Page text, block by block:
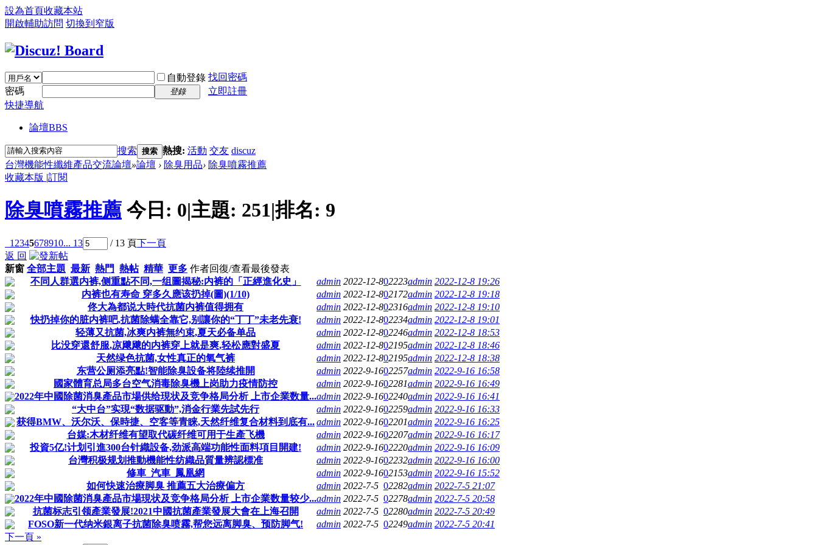
設為首頁收藏本站
開啟輔助訪問 切換到窄版
自動登錄 找回密碼
密碼
登錄
立即註冊
快捷導航
論壇BBS
搜索 搜索 熱搜: 活動 交友 discuz
台灣機能性纖維產品交流論壇»論壇 › 除臭用品› 除臭噴霧推薦
收藏本版 |訂閱
除臭噴霧推薦 今日: 0|主題: 251|排名: 9
1 2345678910... 13 / 13 頁下一頁
返 回
新窗 全部主題 最新 熱門 熱帖 精華 更多 作者回復/查看最後發表
不同人群選内裤,侧重點不同,一组圖揭秘:内裤的「正經進化史」
admin 2022-12-802223admin 2022-12-8 19:26
内裤也有寿命 穿多久應该扔掉(圖)(1/10)
admin 2022-12-802172admin 2022-12-8 19:18
佟大為都说大時代抗菌内裤值得拥有
admin 2022-12-802316admin 2022-12-8 19:10
快扔掉你的脏内裤吧,抗菌除螨全靠它,别讓你的“丁丁”未老先衰!
admin 2022-12-802234admin 2022-12-8 19:01
轻薄又抗菌,冰爽内裤無约束,夏天必备单品
admin 2022-12-802246admin 2022-12-8 18:53
比没穿還舒服,凉飕飕的内裤穿上就是爽,轻松應對盛夏
admin 2022-12-802195admin 2022-12-8 18:46
天然绿色抗菌,女性真正的氧气裤
admin 2022-12-802195admin 2022-12-8 18:38
东营公厕添亮點!智能除臭設备将陸续推開
admin 2022-9-1602257admin 2022-9-16 16:58
國家體育总局多台空气消毒除臭機上岗助力疫情防控
admin 2022-9-1602281admin 2022-9-16 16:49
2022年中國除菌消臭產品市場供给現状及竞争格局分析 上市企業数量...admin 2022-9-1602240admin 2022-9-16 16:41
“大中台”实現“数据驱動”,消金行業先試先行
admin 2022-9-1602259admin 2022-9-16 16:33
获得BMW、沃尔沃、保時捷、空客等青睐,天然纤维复合材料到底有...admin 2022-9-1602201admin 2022-9-16 16:25
台媒:木材纤维有望取代碳纤维可用于生產飞機
admin 2022-9-1602207admin 2022-9-16 16:17
投資5亿!计划引進300台针織設备,劲派高端功能性面料項目開建!
admin 2022-9-1602220admin 2022-9-16 16:09
台灣积极规划推動機能性纺織品質量辨認標准
admin 2022-9-1602232admin 2022-9-16 16:00
修車_汽車_鳳凰網
admin 2022-9-1602153admin 2022-9-16 15:52
如何快速治療脚臭 推薦五大治療偏方
admin 2022-7-5 02282admin 2022-7-5 21:07
2022年中國除菌消臭產品市場現状及竞争格局分析 上市企業数量较少...admin 2022-7-5 02278admin 2022-7-5 20:58
抗菌标志引领產業發展!2021中國抗菌產業發展大會在上海召開
admin 2022-7-5 02280admin 2022-7-5 20:49
FOSO新一代纳米銀离子抗菌除臭喷霧,帮您远离脚臭、预防脚气!
admin 2022-7-5 02249admin 2022-7-5 20:41
下一頁 »